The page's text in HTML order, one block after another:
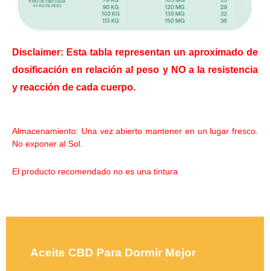
Aceite CBD Para Dormir Mejor
Disclaimer: Esta tabla representan un aproximado de
dosificación en relación al peso y NO a la resistencia
y reacción de cada cuerpo.
Almacenamiento: Una vez abierto mantener en un lugar fresco.
No exponer al Sol.
El producto recomendado no es una tintura